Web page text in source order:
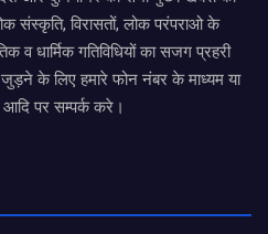
संस्कृति, विरासतों, लोक परंपराओ के
व धार्मिक गतिविधियों का सजग प्रहरी
के लिए हमारे फोन नंबर के माध्यम या
पर सम्पर्क करे।